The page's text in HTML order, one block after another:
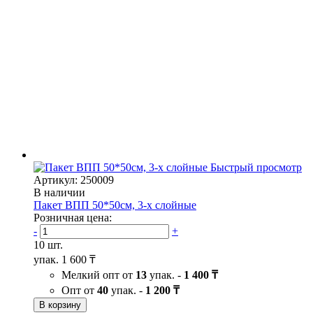
Быстрый просмотр
Артикул: 250009
В наличии
Пакет ВПП 50*50см, 3-х слойные
Розничная цена:
-
+
10 шт.
упак. 1 600 ₸
Мелкий опт от 13 упак. - 1 400 ₸
Опт от 40 упак. - 1 200 ₸
В корзину